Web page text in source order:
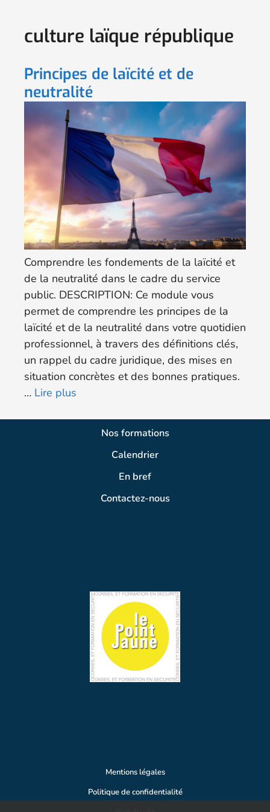
culture laïque république
Principes de laïcité et de
neutralité
Comprendre les fondements de la laïcité et
de la neutralité dans le cadre du service
public. DESCRIPTION: Ce module vous
permet de comprendre les principes de la
laïcité et de la neutralité dans votre quotidien
professionnel, à travers des définitions clés,
un rappel du cadre juridique, des mises en
situation concrètes et des bonnes pratiques.
… Lire plus
Nos formations
Calendrier
En bref
Contactez-nous
Mentions légales
Politique de confidentialité